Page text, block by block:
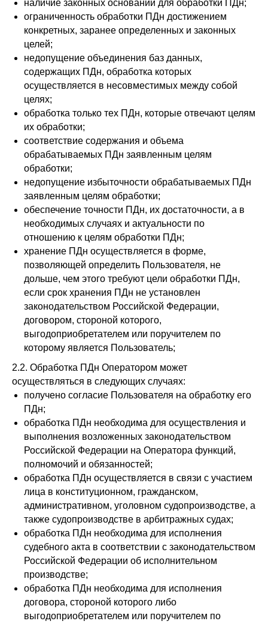
наличие законных оснований для обработки ПДн;
ограниченность обработки ПДн достижением
конкретных, заранее определенных и законных
целей;
недопущение объединения баз данных,
содержащих ПДн, обработка которых
осуществляется в несовместимых между собой
целях;
обработка только тех ПДн, которые отвечают целям
их обработки;
соответствие содержания и объема
обрабатываемых ПДн заявленным целям
обработки;
недопущение избыточности обрабатываемых ПДн
заявленным целям обработки;
обеспечение точности ПДн, их достаточности, а в
необходимых случаях и актуальности по
отношению к целям обработки ПДн;
хранение ПДн осуществляется в форме,
позволяющей определить Пользователя, не
дольше, чем этого требуют цели обработки ПДн,
если срок хранения ПДн не установлен
законодательством Российской Федерации,
договором, стороной которого,
выгодоприобретателем или поручителем по
которому является Пользователь;
2.2. Обработка ПДн Оператором может
осуществляться в следующих случаях:
получено согласие Пользователя на обработку его
ПДн;
обработка ПДн необходима для осуществления и
выполнения возложенных законодательством
Российской Федерации на Оператора функций,
полномочий и обязанностей;
обработка ПДн осуществляется в связи с участием
лица в конституционном, гражданском,
административном, уголовном судопроизводстве, а
также судопроизводстве в арбитражных судах;
обработка ПДн необходима для исполнения
судебного акта в соответствии с законодательством
Российской Федерации об исполнительном
производстве;
обработка ПДн необходима для исполнения
договора, стороной которого либо
выгодоприобретателем или поручителем по